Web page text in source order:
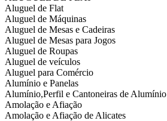
Aluguel de Flat
Aluguel de Máquinas
Aluguel de Mesas e Cadeiras
Aluguel de Mesas para Jogos
Aluguel de Roupas
Aluguel de veículos
Aluguel para Comércio
Alumínio e Panelas
Alumínio,Perfil e Cantoneiras de Alumínio
Amolação e Afiação
Amolação e Afiação de Alicates